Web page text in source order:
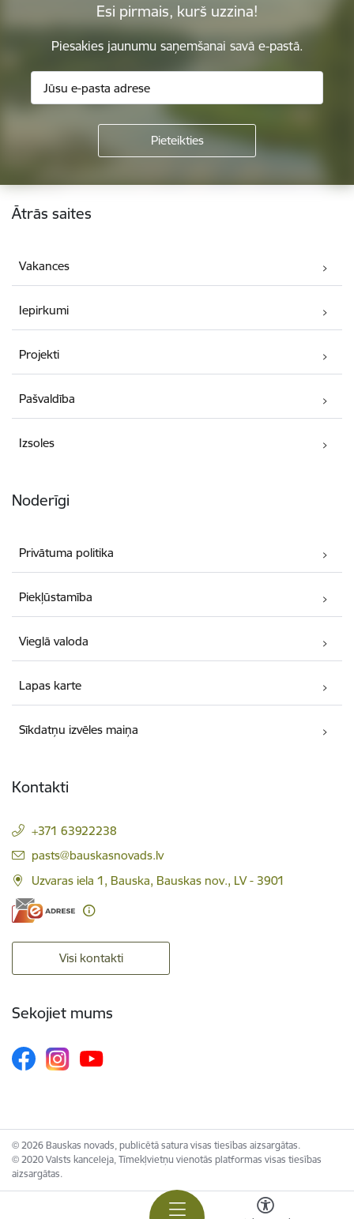
Esi pirmais, kurš uzzina!
Piesakies jaunumu saņemšanai savā e-pastā.
Kājene
Ātrās saites
Vakances
Iepirkumi
Projekti
Pašvaldība
Izsoles
Noderīgi
Privātuma politika
Piekļūstamība
Vieglā valoda
Lapas karte
Sīkdatņu izvēles maiņa
Kontakti
+371 63922238
E-pasts:
pasts@bauskasnovads.lv
Uzvaras iela 1, Bauska, Bauskas nov., LV - 3901
Visi kontakti
Sekojiet mums
© 2026 Bauskas novads, publicētā satura visas tiesības aizsargātas.
© 2020 Valsts kanceleja, Tīmekļvietņu vienotās platformas visas tiesības
aizsargātas.